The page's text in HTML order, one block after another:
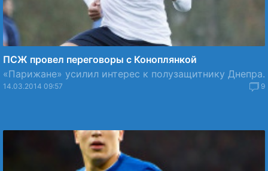
ПСЖ провел переговоры с Коноплянкой
«Парижане» усилил интерес к полузащитнику Днепра.
14.03.2014 09:57 9